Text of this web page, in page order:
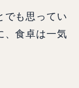
も思ってい
、食卓は一気